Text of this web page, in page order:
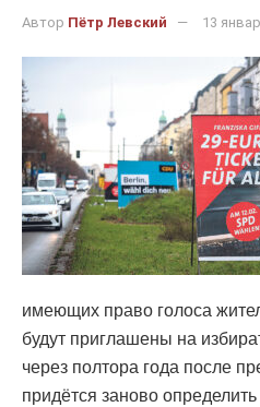
Автор Пётр Левский 13
имеющих право голоса
будут приглашены на
через полтора года после
придётся заново